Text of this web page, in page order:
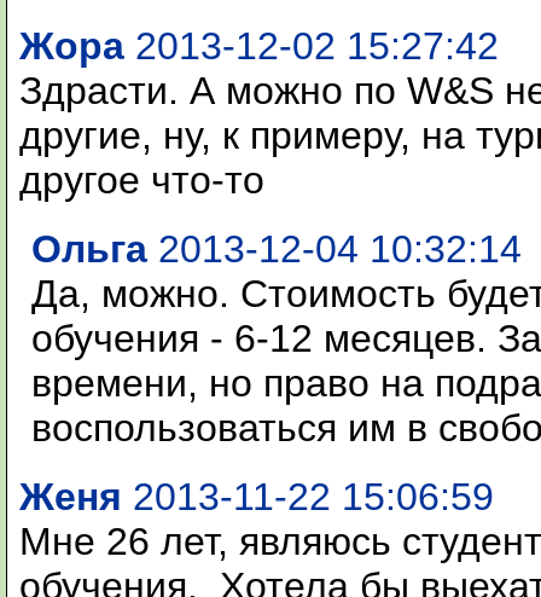
Жора 2013-12-02 15:27:42
Здрасти. А можно по W&S
другие, ну, к примеру, на
другое что-то
Ольга 2013-12-04 10:32:14
Да, можно. Стоимость
обучения - 6-12 месяцев.
времени, но право на
воспользоваться им в
Женя 2013-11-22 15:06:59
Мне 26 лет, являюсь
обучения. Хотела бы